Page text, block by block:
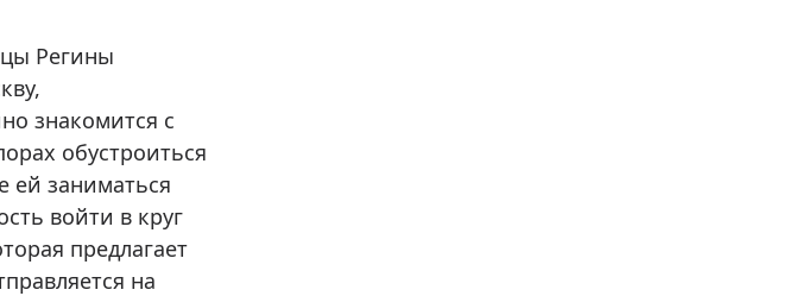
Регины
знакомится с
обустроиться
ей заниматься
войти в круг
предлагает
на